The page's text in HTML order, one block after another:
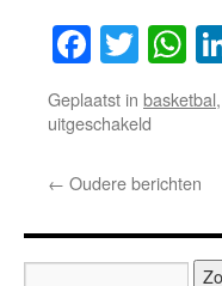
Geplaatst in basketbal,
uitgeschakeld
ZZ
vs
Heroes
← Oudere berichten